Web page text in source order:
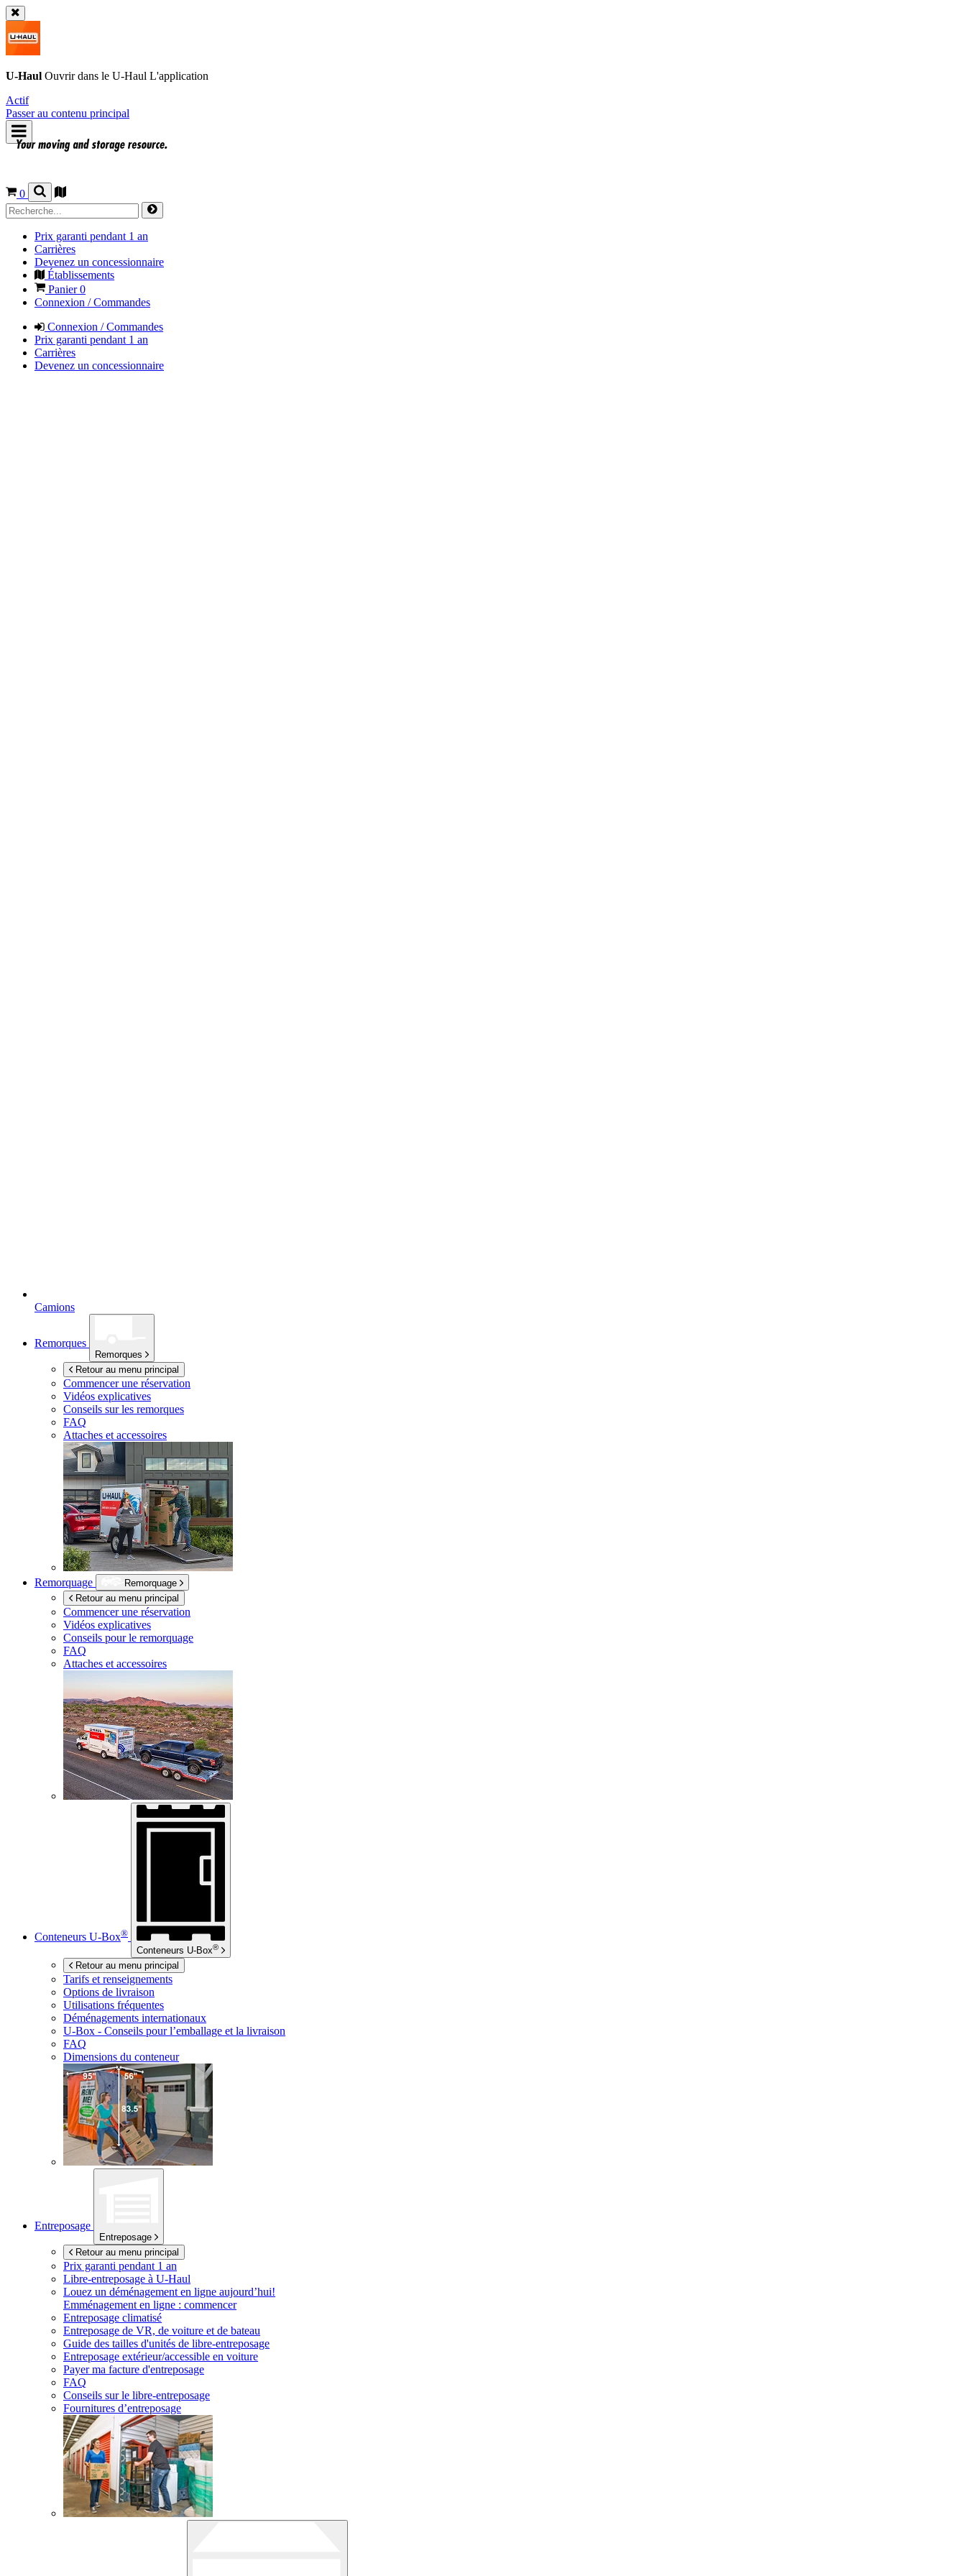
U-Haul Ouvrir dans le U-Haul L'application
Actif
Passer au contenu principal
0
Prix garanti pendant 1 an
Carrières
Devenez un concessionnaire
Établissements
Panier0
Connexion / Commandes
Connexion / Commandes
Prix garanti pendant 1 an
Carrières
Devenez un concessionnaire
Camions
Remorques
Remorques
Retour au menu principal
Commencer une réservation
Vidéos explicatives
Conseils sur les remorques
FAQ
Attaches et accessoires
Remorquage
Remorquage
Retour au menu principal
Commencer une réservation
Vidéos explicatives
Conseils pour le remorquage
FAQ
Attaches et accessoires
Conteneurs U-Box®
Conteneurs U-Box®
Retour au menu principal
Tarifs et renseignements
Options de livraison
Utilisations fréquentes
Déménagements internationaux
U-Box - Conseils pour l’emballage et la livraison
FAQ
Dimensions du conteneur
Entreposage
Entreposage
Retour au menu principal
Prix garanti pendant 1 an
Libre-entreposage à U-Haul
Louez un déménagement en ligne aujourd’hui!
Emménagement en ligne : commencer
Entreposage climatisé
Entreposage de VR, de voiture et de bateau
Guide des tailles d'unités de libre-entreposage
Entreposage extérieur/accessible en voiture
Payer ma facture d'entreposage
FAQ
Conseils sur le libre-entreposage
Fournitures d’entreposage